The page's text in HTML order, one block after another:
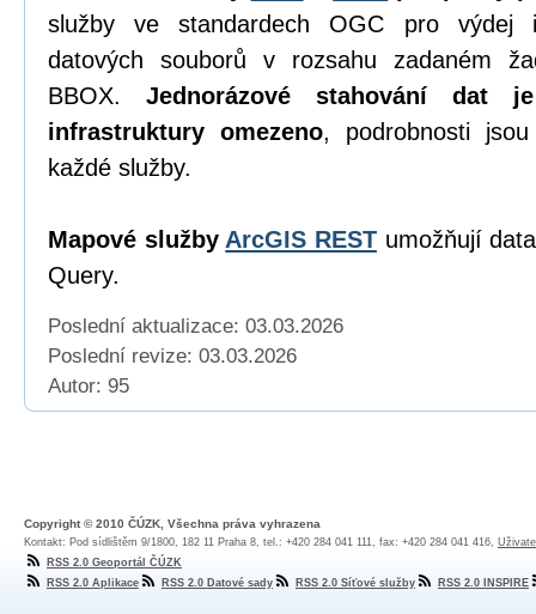
služby ve standardech OGC pro výdej
datových souborů v rozsahu zadaném
BBOX. Jednorázové stahování dat
infrastruktury omezeno, podrobnosti
každé služby.
Mapové služby ArcGIS RESTumožňují
Query.
Poslední aktualizace: 03.03.2026
Poslední revize: 03.03.2026
Autor: 95
Copyright © 2010 ČÚZK, Všechna práva vyhrazena
Kontakt: Pod sídlištěm 9/1800, 182 11 Praha 8, tel.: +420 284 041 111, fax: +420 284 041 416,
RSS 2.0 Geoportál ČÚZK
RSS 2.0 Aplikace
RSS 2.0 Datové sady RSS 2.0 Síťové služby RSS 2.0 INSPIRE